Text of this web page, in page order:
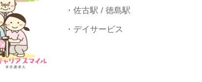
・佐古駅 / 徳島駅
・デイサービス